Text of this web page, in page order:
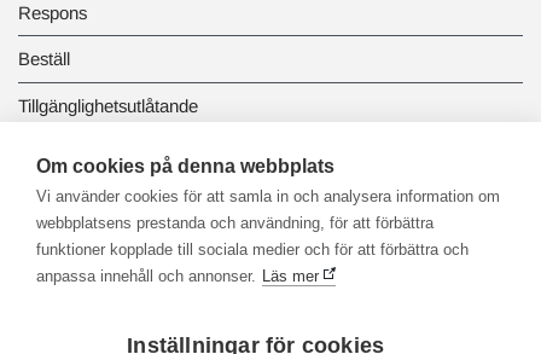
Respons
Beställ
Tillgänglighetsutlåtande
Dataskydd och registerbeskrivningar
Länkbiblioteket
Om cookies på denna webbplats
Vi använder cookies för att samla in och analysera information om
webbplatsens prestanda och användning, för att förbättra
funktioner kopplade till sociala medier och för att förbättra och
anpassa innehåll och annonser. Läs mer
Inställningar för cookies